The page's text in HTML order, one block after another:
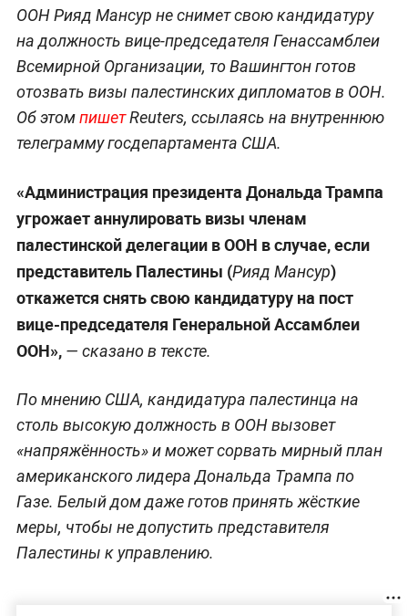
ООН Рияд Мансур не снимет свою кандидатуру
на должность вице-председателя Генассамблеи
Всемирной Организации, то Вашингтон готов
отозвать визы палестинских дипломатов в ООН.
Об этомпишетReuters, ссылаясь на внутреннюю
телеграмму госдепартамента США.
«Администрация президента Дональда Трампа
угрожает аннулировать визы членам
палестинской делегации в ООН в случае, если
представитель Палестины (Рияд Мансур)
откажется снять свою кандидатуру на пост
вице-председателя Генеральной Ассамблеи
ООН»,— сказано в тексте.
По мнению США, кандидатура палестинца на
столь высокую должность в ООН вызовет
«напряжённость» и может сорвать мирный план
американского лидера Дональда Трампа по
Газе. Белый дом даже готов принять жёсткие
меры, чтобы не допустить представителя
Палестины к управлению.